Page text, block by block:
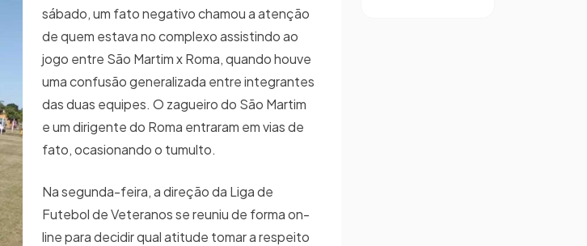
sábado, um fato negativo chamou a atenção
de quem estava no complexo assistindo ao
jogo entre São Martim x Roma, quando houve
uma confusão generalizada entre integrantes
das duas equipes. O zagueiro do São Martim
e um dirigente do Roma entraram em vias de
fato, ocasionando o tumulto.
Na segunda-feira, a direção da Liga de
Futebol de Veteranos se reuniu de forma on-
line para decidir qual atitude tomar a respeito